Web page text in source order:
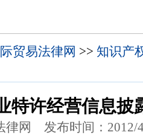
贸易法律网 >> 知识产
特许经营信息披
律网 发布时间：